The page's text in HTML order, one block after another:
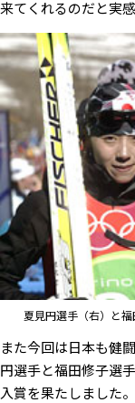
来てくれるのだと実感
夏見円選手（右）と
また今回は日本も健
円選手と福田修子選
入賞を果たしました